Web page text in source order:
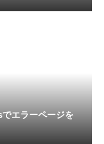
エラーページを